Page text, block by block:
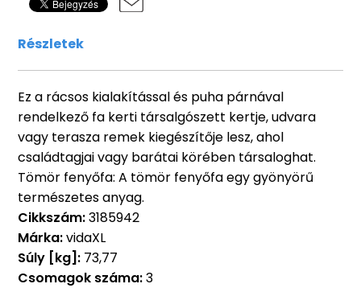
Részletek
Ez a rácsos kialakítással és puha párnával
rendelkező fa kerti társalgószett kertje, udvara
vagy terasza remek kiegészítője lesz, ahol
családtagjai vagy barátai körében társaloghat.
Tömör fenyőfa: A tömör fenyőfa egy gyönyörű
természetes anyag.
Cikkszám:3185942
Márka:vidaXL
Súly [kg]: 73,77
Csomagok száma:3